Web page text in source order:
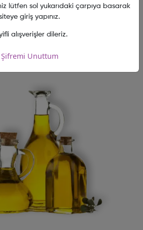
Organik Polifloralı Çiçek
Balı
lütfen sol yukarıdaki çarpıya basarak
giriş yapınız.
alışverişler dileriz.
Şifremi Unuttum